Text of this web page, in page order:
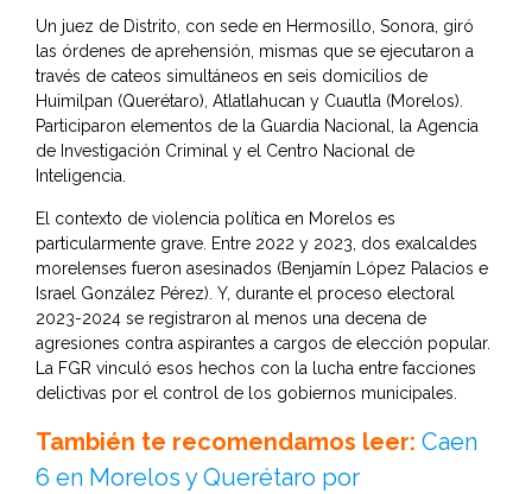
Un juez de Distrito, con sede en Hermosillo, Sonora, giró
las órdenes de aprehensión, mismas que se ejecutaron a
través de cateos simultáneos en seis domicilios de
Huimilpan (Querétaro), Atlatlahucan y Cuautla (Morelos).
Participaron elementos de la Guardia Nacional, la Agencia
de Investigación Criminal y el Centro Nacional de
Inteligencia.
El contexto de violencia política en Morelos es
particularmente grave. Entre 2022 y 2023, dos exalcaldes
morelenses fueron asesinados (Benjamín López Palacios e
Israel González Pérez). Y, durante el proceso electoral
2023-2024 se registraron al menos una decena de
agresiones contra aspirantes a cargos de elección popular.
La FGR vinculó esos hechos con la lucha entre facciones
delictivas por el control de los gobiernos municipales.
También te recomendamos leer: Caen
6 en Morelos y Querétaro por